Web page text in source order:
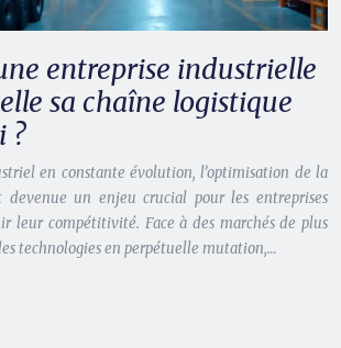
entreprise industrielle
sa chaîne logistique
?
en constante évolution, l’optimisation de la
devenue un enjeu crucial pour les entreprises
leur compétitivité. Face à des marchés de plus
technologies en perpétuelle mutation,…